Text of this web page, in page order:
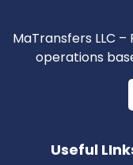
MaTransfers LLC –
operations
Useful